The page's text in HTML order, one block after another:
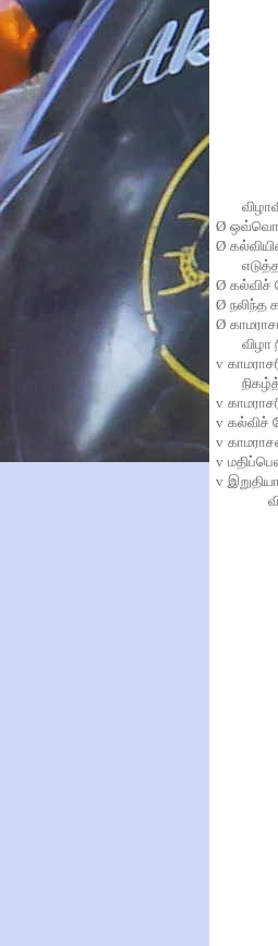
Ø
Ø
Ø கல்விச்
Ø நலிந்த
Ø
விழா
v
v
v கல்விச்
v
v
v